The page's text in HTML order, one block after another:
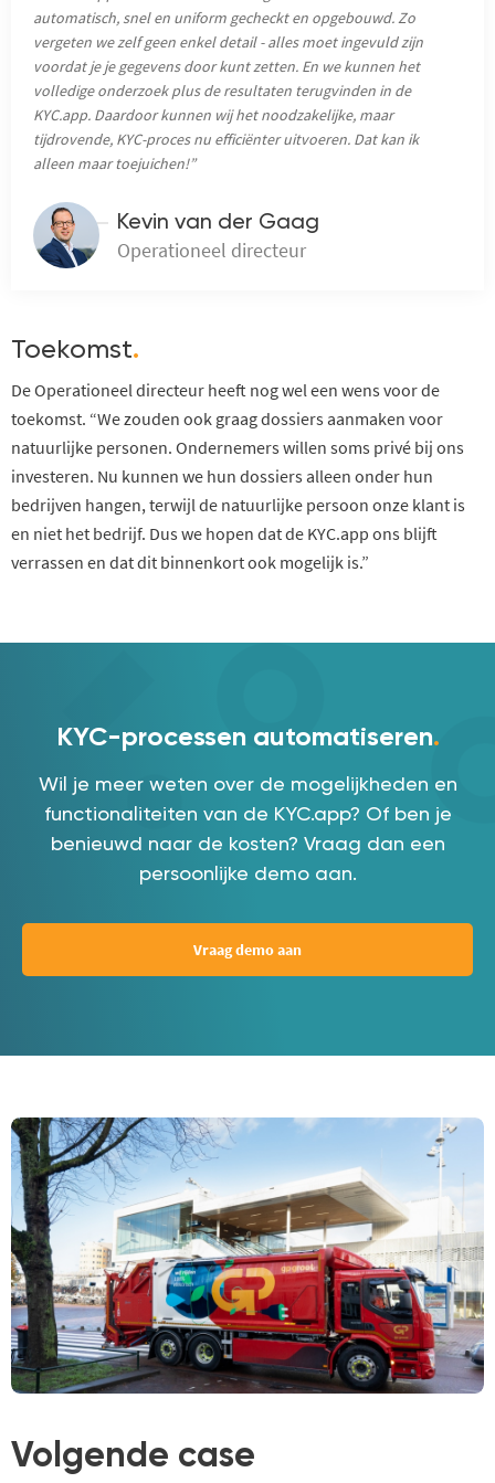
automatisch, snel en uniform gecheckt en opgebouwd. Zo
vergeten we zelf geen enkel detail - alles moet ingevuld zijn
voordat je je gegevens door kunt zetten. En we kunnen het
volledige onderzoek plus de resultaten terugvinden in de
KYC.app. Daardoor kunnen wij het noodzakelijke, maar
tijdrovende, KYC-proces nu efficiënter uitvoeren. Dat kan ik
alleen maar toejuichen!”
Kevin van der Gaag
Operationeel directeur
Toekomst.
De Operationeel directeur heeft nog wel een wens voor de
toekomst. “We zouden ook graag dossiers aanmaken voor
natuurlijke personen. Ondernemers willen soms privé bij ons
investeren. Nu kunnen we hun dossiers alleen onder hun
bedrijven hangen, terwijl de natuurlijke persoon onze klant is
en niet het bedrijf. Dus we hopen dat de KYC.app ons blijft
verrassen en dat dit binnenkort ook mogelijk is.”
KYC-processen automatiseren.
Wil je meer weten over de mogelijkheden en
functionaliteiten van de KYC.app? Of ben je
benieuwd naar de kosten? Vraag dan een
persoonlijke demo aan.
Vraag demo aan
Volgende case